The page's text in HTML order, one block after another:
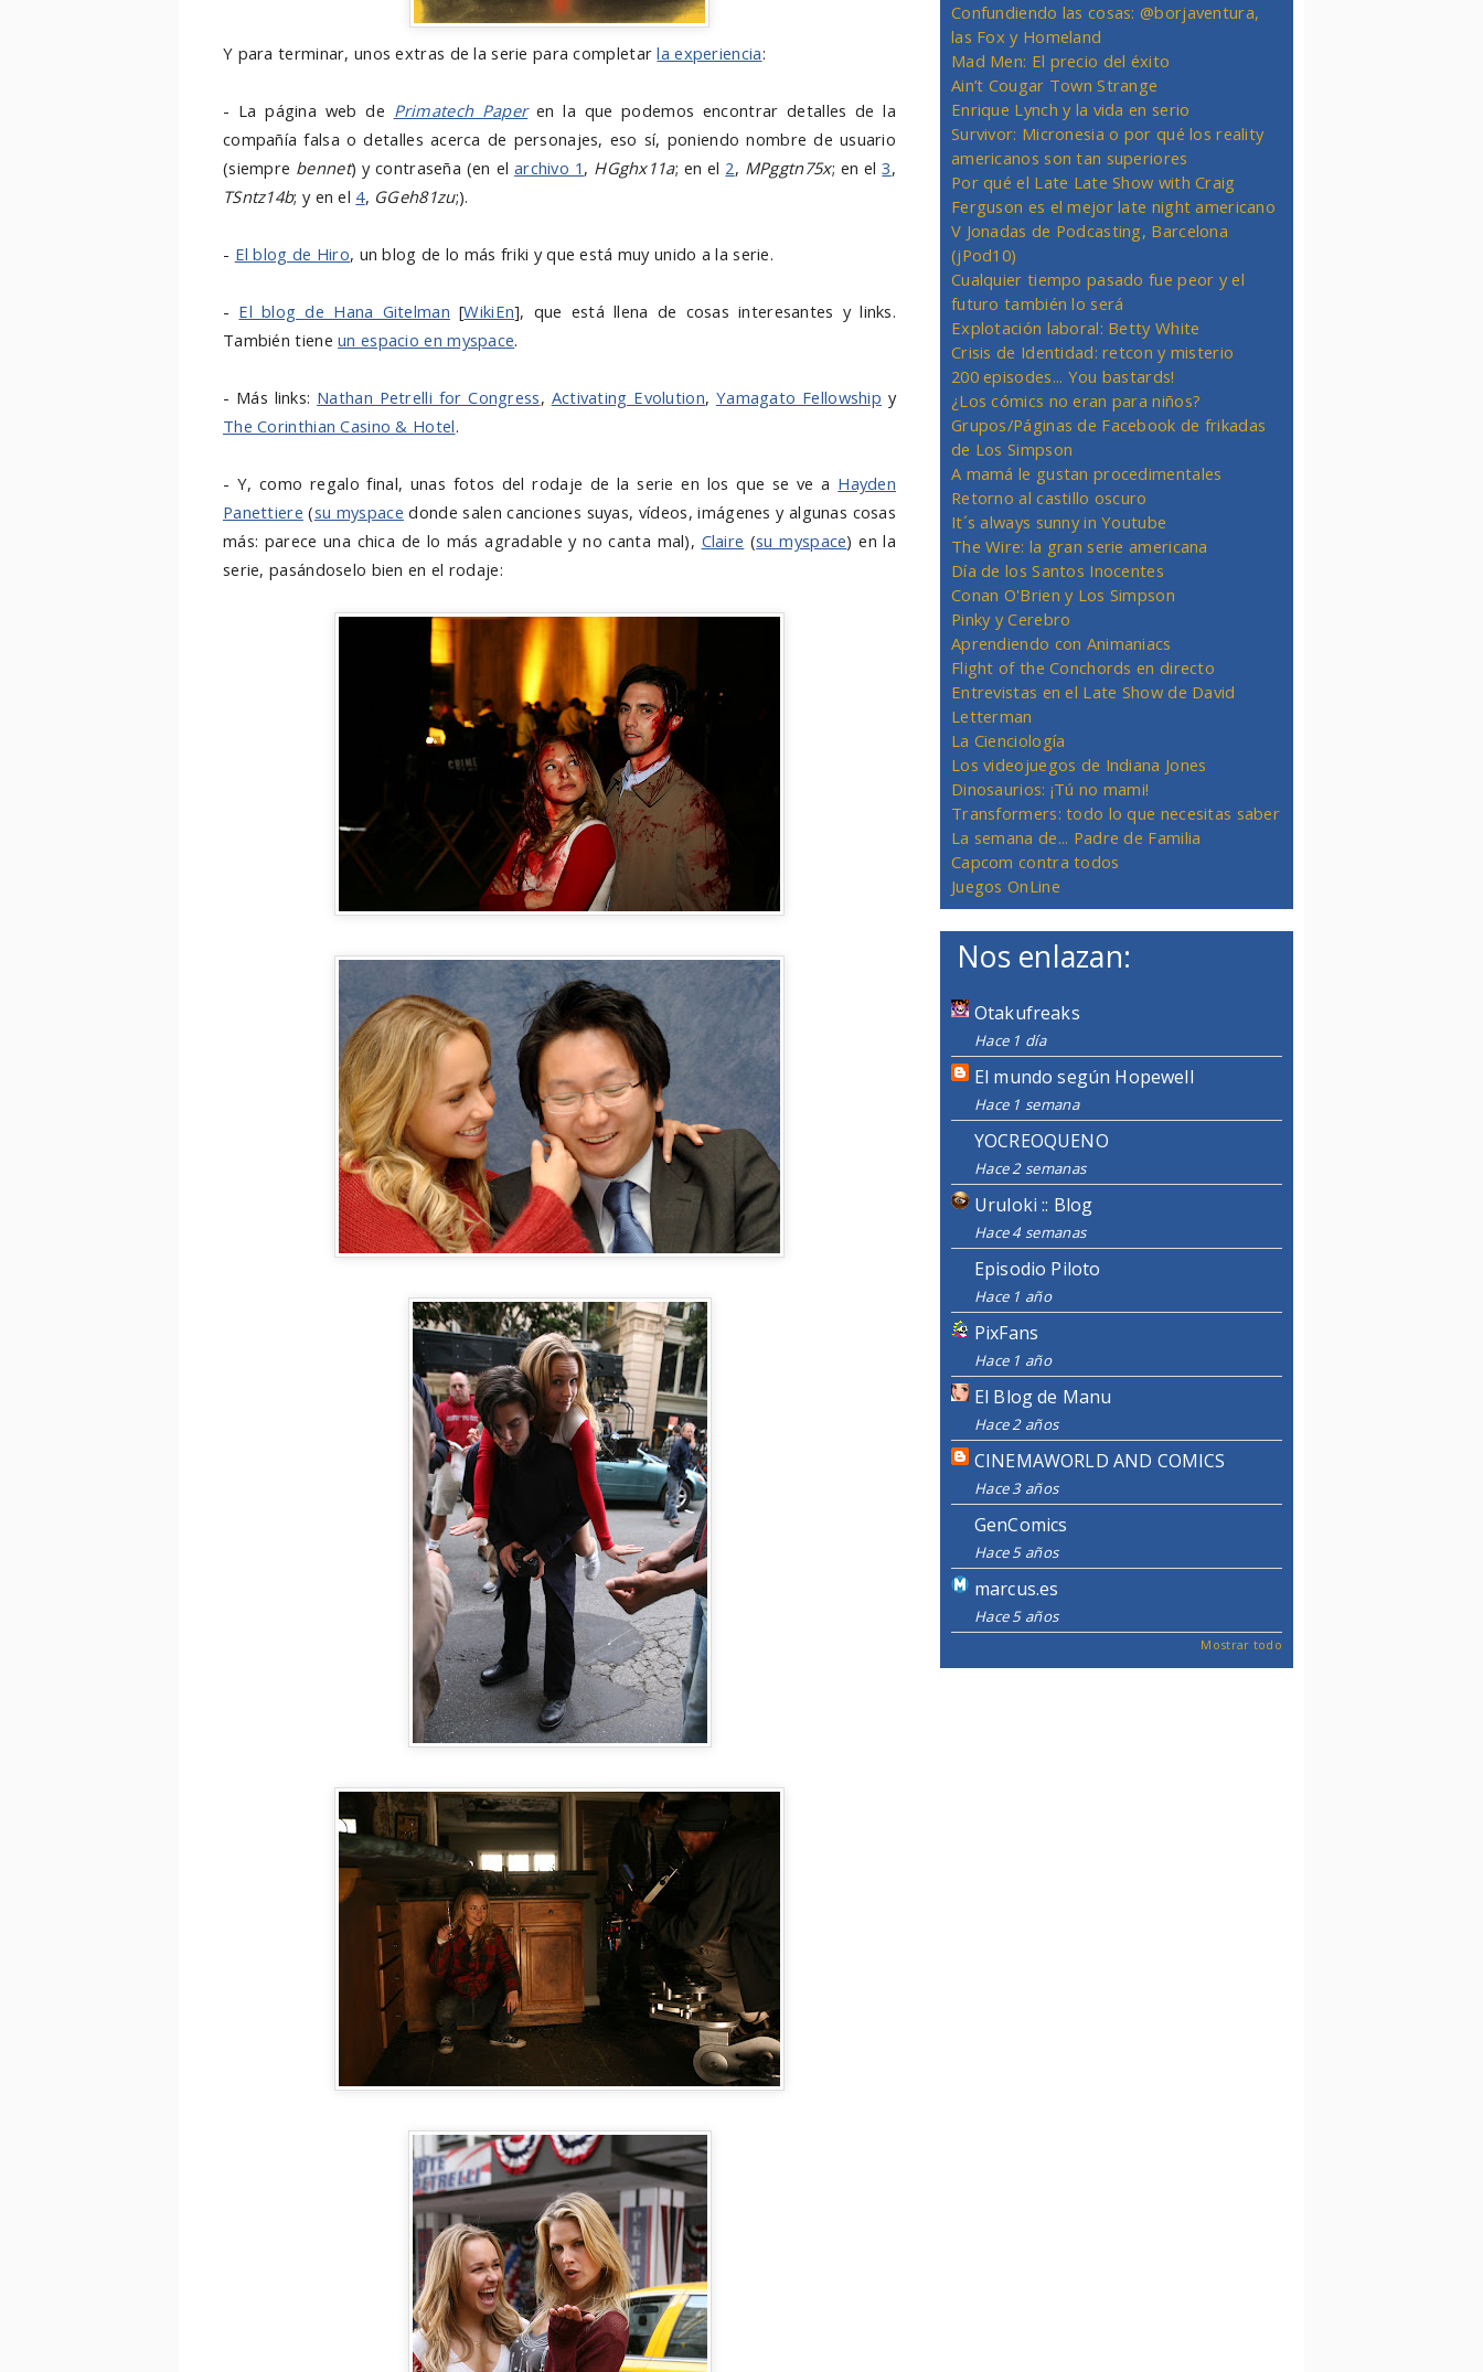
Y para terminar, unos extras de la serie para completarla experiencia:
- La página web de Primatech Paperen la que podemos encontrar detalles de la
compañía falsa o detalles acerca de personajes, eso sí, poniendo nombre de usuario
(siempre bennet) y contraseña (en el archivo 1 , HGghx11a; en el 2, MPggtn75x; en el3,
TSntz14b; y en el 4, GGeh81zu;).
- El blog de Hiro, un blog de lo más friki y que está muy unido a la serie.
- El blog de Hana Gitelman [WikiEn], que está llena de cosas interesantes y links.
También tieneun espacio en myspace.
- Más links: Nathan Petrelli for Congress, Activating Evolution, Yamagato Fellowship y
The Corinthian Casino & Hotel.
- Y, como regalo final, unas fotos del rodaje de la serie en los que se ve a Hayden
Panettiere (su myspace donde salen canciones suyas, vídeos, imágenes y algunas cosas
más: parece una chica de lo más agradable y no canta mal), Claire (su myspace) en la
serie, pasándoselo bien en el rodaje:
Confundiendo las cosas: @borjaventura,
las Fox y Homeland
Mad Men: El precio del éxito
Ain’t Cougar Town Strange
Enrique Lynch y la vida en serio
Survivor: Micronesia o por qué los reality
americanos son tan superiores
Por qué el Late Late Show with Craig
Ferguson es el mejor late night americano
V Jonadas de Podcasting, Barcelona
(jPod10)
Cualquier tiempo pasado fue peor y el
futuro también lo será
Explotación laboral: Betty White
Crisis de Identidad: retcon y misterio
200 episodes... You bastards!
¿Los cómics no eran para niños?
Grupos/Páginas de Facebook de frikadas
de Los Simpson
A mamá le gustan procedimentales
Retorno al castillo oscuro
It´s always sunny in Youtube
The Wire: la gran serie americana
Día de los Santos Inocentes
Conan O'Brien y Los Simpson
Pinky y Cerebro
Aprendiendo con Animaniacs
Flight of the Conchords en directo
Entrevistas en el Late Show de David
Letterman
La Cienciología
Los videojuegos de Indiana Jones
Dinosaurios: ¡Tú no mami!
Transformers: todo lo que necesitas saber
La semana de... Padre de Familia
Capcom contra todos
Juegos OnLine
Nos enlazan:
Otakufreaks
Hace 1 día
El mundo según Hopewell
Hace 1 semana
YOCREOQUENO
Hace 2 semanas
Uruloki :: Blog
Hace 4 semanas
Episodio Piloto
Hace 1 año
PixFans
Hace 1 año
El Blog de Manu
Hace 2 años
CINEMAWORLD AND COMICS
Hace 3 años
GenComics
Hace 5 años
marcus.es
Hace 5 años
Mostrar todo